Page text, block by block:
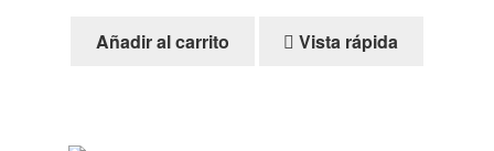
Añadir al carrito Vista rápida